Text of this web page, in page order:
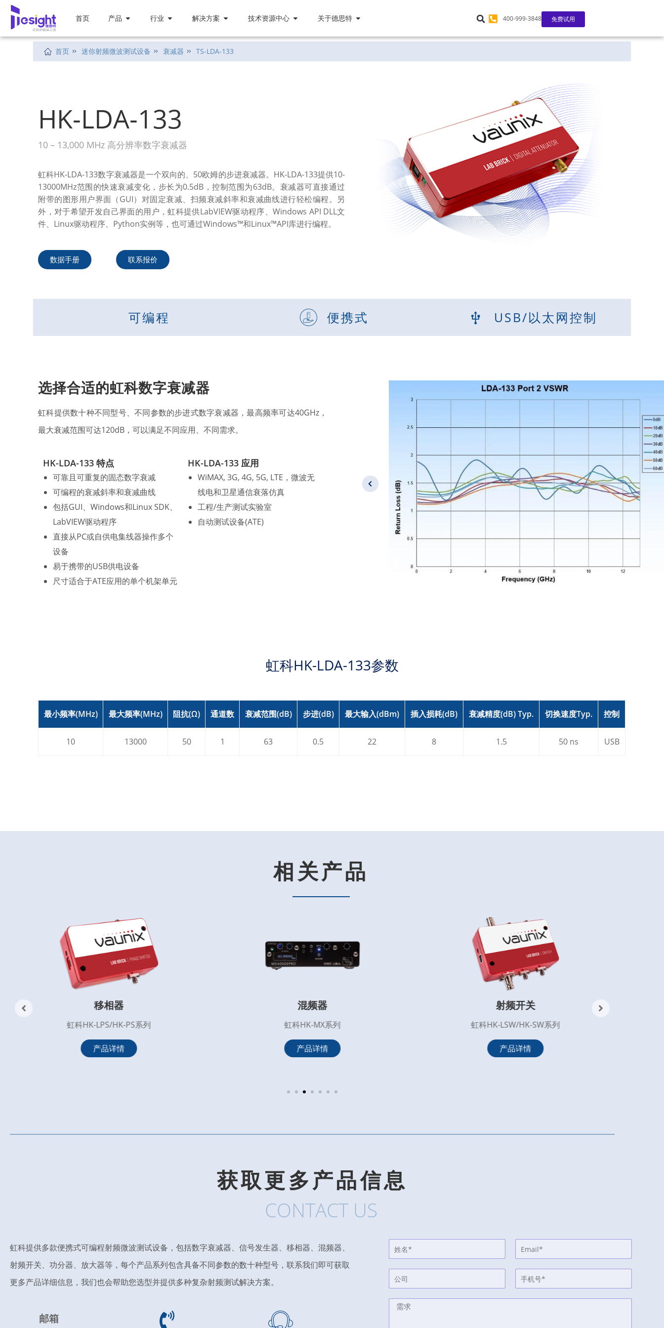
首页 产品 行业 解决方案 技术资源中心 关于德思特 400-999-3848 免费试用
首页 迷你射频微波测试设备 衰减器 TS-LDA-133
HK-LDA-133
10 – 13,000 MHz 高分辨率数字衰减器
虹科HK-LDA-133数字衰减器是一个双向的、50欧姆的步进衰减器。HK-LDA-133提供10-
13000MHz范围的快速衰减变化，步长为0.5dB，控制范围为63dB。衰减器可直接通过
附带的图形用户界面（GUI）对固定衰减、扫频衰减斜率和衰减曲线进行轻松编程。另
外，对于希望开发自己界面的用户，虹科提供LabVIEW驱动程序、Windows API DLL文
件、Linux驱动程序、Python实例等，也可通过Windows™和Linux™API库进行编程。
数据手册 联系报价
可编程 便携式​ USB/以太网控制
选择合适的虹科数字衰减器
虹科提供数十种不同型号、不同参数的步进式数字衰减器，最高频率可达40GHz，
最大衰减范围可达120dB，可以满足不同应用、不同需求。
HK-LDA-133 特点
可靠且可重复的固态数字衰减
可编程的衰减斜率和衰减曲线
包括GUI、Windows和Linux SDK、
LabVIEW驱动程序
直接从PC或自供电集线器操作多个
设备
易于携带的USB供电设备
尺寸适合于ATE应用的单个机架单元
HK-LDA-133 应用
WiMAX, 3G, 4G, 5G, LTE，微波无
线电和卫星通信衰落仿真
工程/生产测试实验室
自动测试设备(ATE)
虹科HK-LDA-133参数
最小频率(MHz) 最大频率(MHz) 阻抗(Ω) 通道数 衰减范围(dB) 步进(dB) 最大输入(dBm) 插入损耗(dB) 衰减精度(dB) Typ. 切换速度Typ. 控制
10 13000 50 1 63 0.5 22 8 1.5 50 ns USB
相关产品
移相器
虹科HK-LPS/HK-PS系列
产品详情
混频器
虹科HK-MX系列
产品详情
射频开关
虹科HK-LSW/HK-SW系列
产品详情
获取更多产品信息
CONTACT US
虹科提供多款便携式可编程射频微波测试设备，包括数字衰减器、信号发生器、移相器、混频器、
射频开关、功分器、放大器等，每个产品系列包含具备不同参数的数十种型号，联系我们即可获取
更多产品详细信息，我们也会帮助您选型并提供多种复杂射频测试解决方案。
邮箱